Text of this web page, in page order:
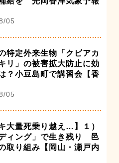
05
特定外来生物「クビアカ
リ」の被害拡大防止に効
？小豆島町で講習会【香
05
大量死乗り越え…】１）
ディング」で生き残り 邑
取り組み【岡山・瀬戸内